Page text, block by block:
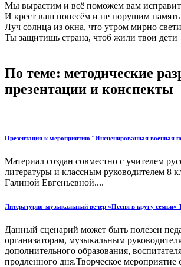
Мы вырастим и всё поможем вам
И крест ваш понесём и не порушим память
Луч солнца из окна, что утром мирно
Ты защитишь страна, чтоб жили твои дети
По теме: методические
презентации и конспекты
Презентация к мероприятию "Инсценированная военная
Материал создан совместно с учителем
литературы и классным руководителем 8
Галиной Евгеньевной....
Литературно-музыкальный вечер «Песня в кругу семьи»
Данный сценарий может быть полезен
организаторам, музыкальным
дополнительного образования,
продленного дня.Творческое мероприятие